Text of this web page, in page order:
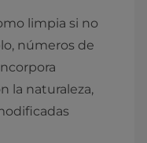
limpia si no
números de
la naturaleza,